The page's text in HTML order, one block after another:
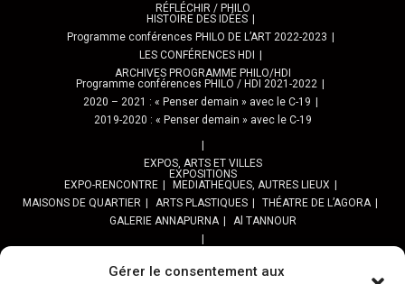
Gérer le consentement aux
RÉFLÉCHIR / PHILO
HISTOIRE DES IDÉES
Programme conférences PHILO DE L’ART 2022-2023
LES CONFÉRENCES HDI
ARCHIVES PROGRAMME PHILO/HDI
Programme conférences PHILO / HDI 2021-2022
2020 – 2021 : « Penser demain » avec le C-19
2019-2020 : « Penser demain » avec le C-19
EXPOS, ARTS ET VILLES
EXPOSITIONS
EXPO-RENCONTRE
MEDIATHEQUES, AUTRES LIEUX
MAISONS DE QUARTIER
ARTS PLASTIQUES
THÉATRE DE L’AGORA
GALERIE ANNAPURNA
Al TANNOUR
PPROGRAMME DES BALADES URBAINES 2025